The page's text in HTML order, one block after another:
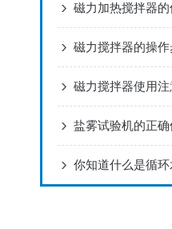
磁力搅拌器使用注